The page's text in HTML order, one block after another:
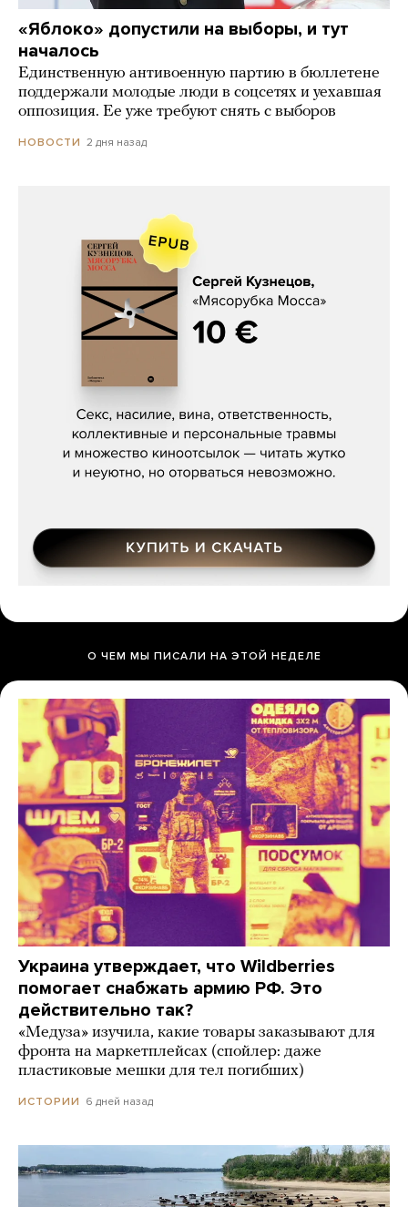
«Яблоко» допустили на выборы, и тут
началось
Единственную антивоенную партию в бюллетене
поддержали молодые люди в соцсетях и уехавшая
оппозиция. Ее уже требуют снять с выборов
НОВОСТИ 2 дня назад
Сергей Кузнецов, «Мясорубка
О ЧЕМ МЫ ПИСАЛИ НА ЭТОЙ НЕДЕЛЕ
Украина утверждает, что Wildberries
помогает снабжать армию РФ. Это
действительно так?
«Медуза» изучила, какие товары заказывают для
фронта на маркетплейсах (спойлер: даже
пластиковые мешки для тел погибших)
ИСТОРИИ 6 дней назад